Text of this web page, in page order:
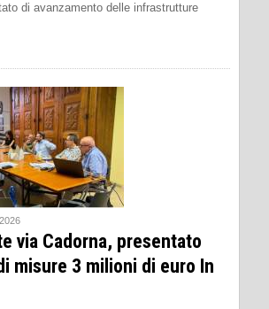
di avanzamento delle infrastrutture
via Cadorna, presentato
misure 3 milioni di euro In